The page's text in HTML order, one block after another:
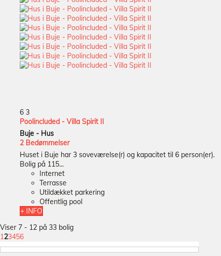
6 3
Poolincluded - Villa Spirit II
Buje - Hus
2 Bedømmelser
Huset i Buje har 3 soveværelse(r) og kapacitet til 6 person(er).
Bolig på 115...
Internet
Terrasse
Utildækket parkering
Offentlig pool
+ INFO
Viser 7 - 12 på 33 bolig
123456